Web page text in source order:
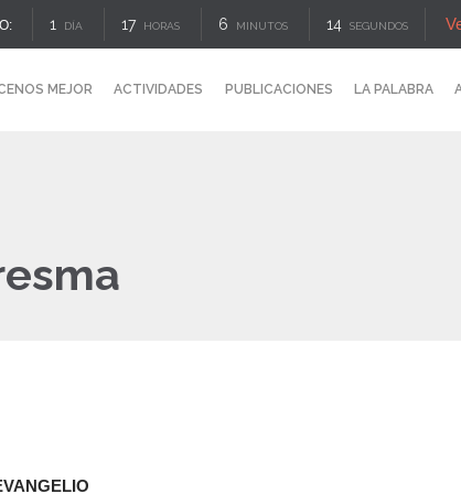
1 DÍA 17 HORAS 6 MINUTOS 13 SEGUNDOS
MEJOR ACTIVIDADES PUBLICACIONES LA PALABRA